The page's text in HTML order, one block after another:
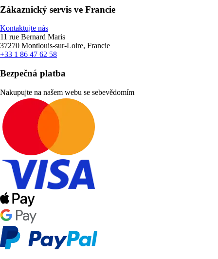
Zákaznický servis ve Francie
Kontaktujte nás
11 rue Bernard Maris
37270 Montlouis-sur-Loire, Francie
+33 1 86 47 62 58
Bezpečná platba
Nakupujte na našem webu se sebevědomím